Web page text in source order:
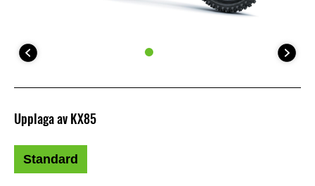
Upplaga av KX85
Standard